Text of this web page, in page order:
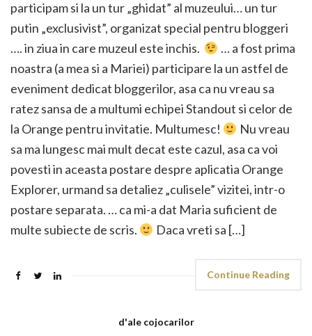
participam si la un tur „ghidat” al muzeului… un tur
putin „exclusivist”, organizat special pentru bloggeri
…. in ziua in care muzeul este inchis.
… a fost prima
noastra (a mea si a Mariei) participare la un astfel de
eveniment dedicat bloggerilor, asa ca nu vreau sa
ratez sansa de a multumi echipei Standout si celor de
la Orange pentru invitatie. Multumesc!
Nu vreau
sa ma lungesc mai mult decat este cazul, asa ca voi
povesti in aceasta postare despre aplicatia Orange
Explorer, urmand sa detaliez „culisele” vizitei, intr-o
postare separata. … ca mi-a dat Maria suficient de
multe subiecte de scris.
Daca vreti sa […]
Continue Reading
d'ale cojocarilor